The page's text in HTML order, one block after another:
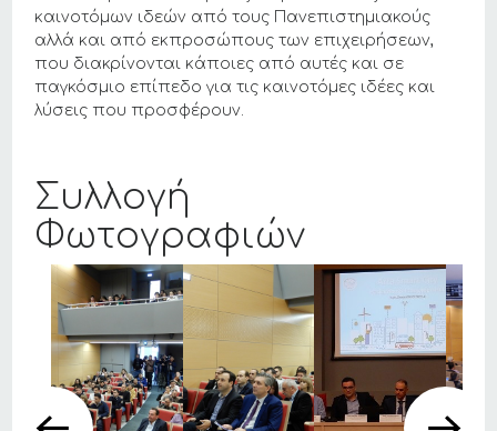
καινοτόμων ιδεών από τους Πανεπιστημιακούς
αλλά και από εκπροσώπους των επιχειρήσεων,
που διακρίνονται κάποιες από αυτές και σε
παγκόσμιο επίπεδο για τις καινοτόμες ιδέες και
λύσεις που προσφέρουν.
Συλλογή
Φωτογραφιών